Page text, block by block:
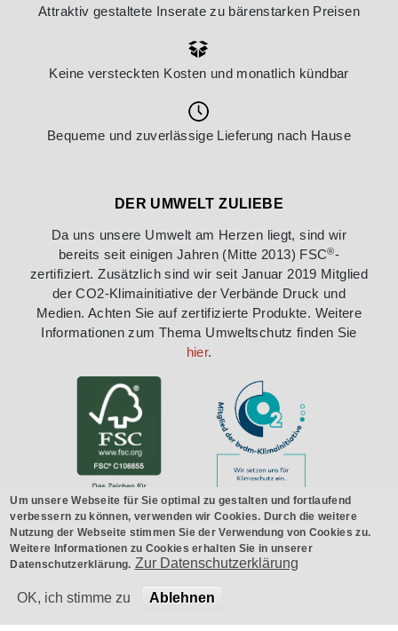
Attraktiv gestaltete Inserate zu bärenstarken Preisen
Keine versteckten Kosten und monatlich kündbar
Bequeme und zuverlässige Lieferung nach Hause
DER UMWELT ZULIEBE
Da uns unsere Umwelt am Herzen liegt, sind wir
bereits seit einigen Jahren (Mitte 2013) FSC®-
zertifiziert. Zusätzlich sind wir seit Januar 2019 Mitglied
der CO2-Klimainitiative der Verbände Druck und
Medien. Achten Sie auf zertifizierte Produkte. Weitere
Informationen zum Thema Umweltschutz finden Sie
hier.
© 2026 Druckerei Stark GmbH |Datenschutz|Impressum
Um unsere Webseite für Sie optimal zu gestalten und fortlaufend
verbessern zu können, verwenden wir Cookies. Durch die weitere
Nutzung der Webseite stimmen Sie der Verwendung von Cookies zu.
Weitere Informationen zu Cookies erhalten Sie in unserer
Datenschutzerklärung. Zur Datenschutzerklärung
OK, ich stimme zu Ablehnen